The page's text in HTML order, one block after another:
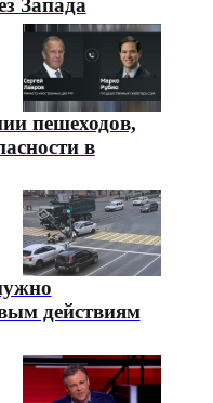
Запада
пешеходов,
в
действиям